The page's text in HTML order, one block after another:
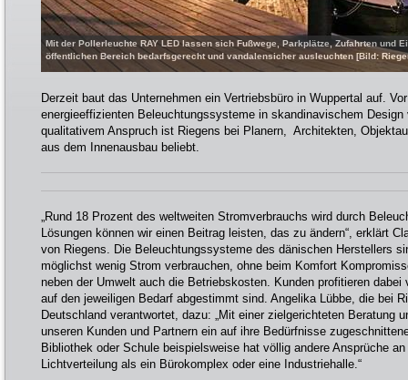
Mit der Pollerleuchte RAY LED lassen sich Fußwege, Parkplätze, Zufahrten und
öffentlichen Bereich bedarfsgerecht und vandalensicher ausleuchten [Bild:
Derzeit baut das Unternehmen ein Vertriebsbüro in Wuppertal auf.
energieeffizienten Beleuchtungssysteme in skandinavischem Design
qualitativem Anspruch ist Riegens bei Planern, Architekten,
aus dem Innenausbau beliebt.
„Rund 18 Prozent des weltweiten Stromverbrauchs wird durch
Lösungen können wir einen Beitrag leisten, das zu ändern“, erklärt
von Riegens. Die Beleuchtungssysteme des dänischen Herstellers
möglichst wenig Strom verbrauchen, ohne beim Komfort
neben der Umwelt auch die Betriebskosten. Kunden profitieren dabei
auf den jeweiligen Bedarf abgestimmt sind. Angelika Lübbe, die bei
Deutschland verantwortet, dazu: „Mit einer zielgerichteten Beratung
unseren Kunden und Partnern ein auf ihre Bedürfnisse
Bibliothek oder Schule beispielsweise hat völlig andere Ansprüche
Lichtverteilung als ein Bürokomplex oder eine Industriehalle.“